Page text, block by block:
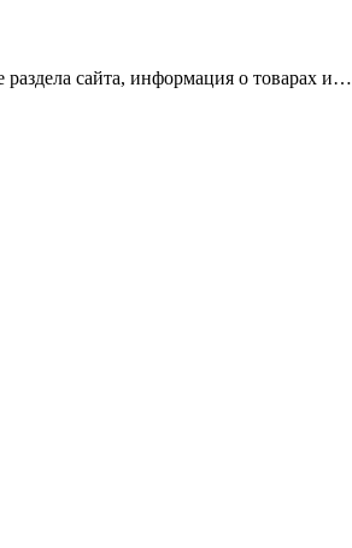
сайта, информация о товарах и…